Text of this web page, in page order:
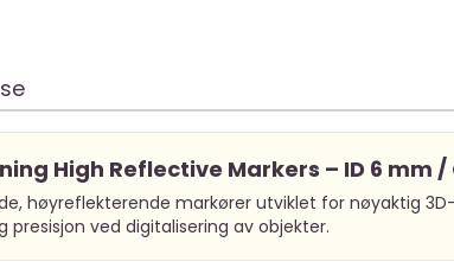
High Reflective Markers – ID 6 mm
høyreflekterende markører utviklet for nøyaktig
presisjon ved digitalisering av objekter.